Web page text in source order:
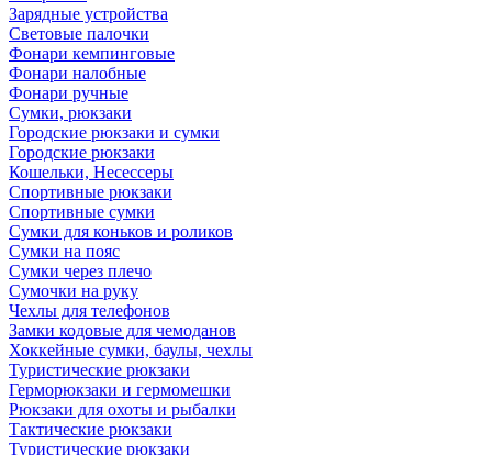
Зарядные устройства
Световые палочки
Фонари кемпинговые
Фонари налобные
Фонари ручные
Сумки, рюкзаки
Городские рюкзаки и сумки
Городские рюкзаки
Кошельки, Несессеры
Спортивные рюкзаки
Спортивные сумки
Сумки для коньков и роликов
Сумки на пояс
Сумки через плечо
Сумочки на руку
Чехлы для телефонов
Замки кодовые для чемоданов
Хоккейные сумки, баулы, чехлы
Туристические рюкзаки
Герморюкзаки и гермомешки
Рюкзаки для охоты и рыбалки
Тактические рюкзаки
Туристические рюкзаки